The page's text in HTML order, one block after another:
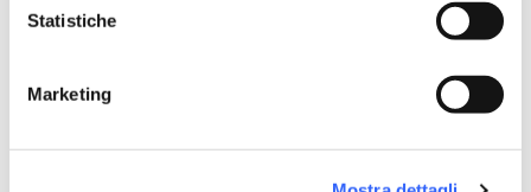
Statistiche
Marketing
Informazioni
Via Generale Carlo Alberto Dalla Chiesa,